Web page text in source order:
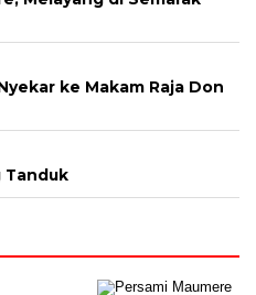
ke Makam Raja Don
Tanduk